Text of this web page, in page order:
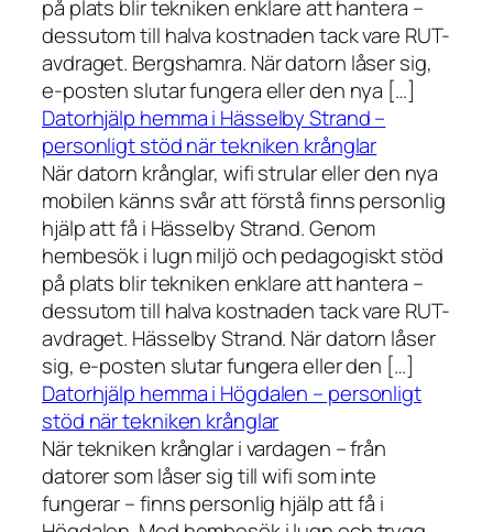
på plats blir tekniken enklare att hantera –
dessutom till halva kostnaden tack vare RUT-
avdraget. Bergshamra. När datorn låser sig,
e-posten slutar fungera eller den nya […]
Datorhjälp hemma i Hässelby Strand –
personligt stöd när tekniken krånglar
När datorn krånglar, wifi strular eller den nya
mobilen känns svår att förstå finns personlig
hjälp att få i Hässelby Strand. Genom
hembesök i lugn miljö och pedagogiskt stöd
på plats blir tekniken enklare att hantera –
dessutom till halva kostnaden tack vare RUT-
avdraget. Hässelby Strand. När datorn låser
sig, e-posten slutar fungera eller den […]
Datorhjälp hemma i Högdalen – personligt
stöd när tekniken krånglar
När tekniken krånglar i vardagen – från
datorer som låser sig till wifi som inte
fungerar – finns personlig hjälp att få i